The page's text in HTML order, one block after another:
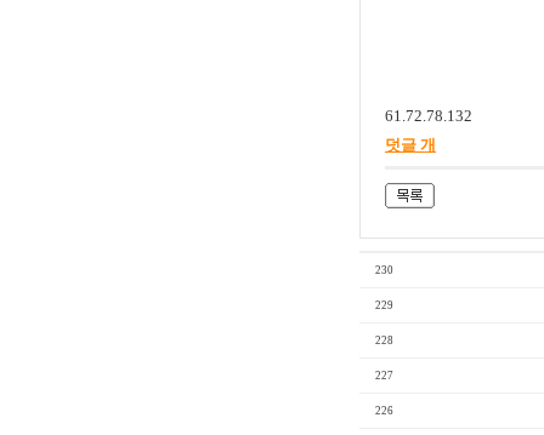
61.72.78.132
덧글 개
230
229
228
227
226